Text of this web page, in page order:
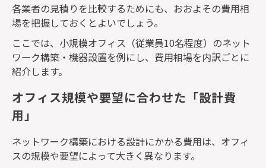
各業者の見積りを比較するためにも、おおよその費用相
場を把握しておくとよいでしょう。
ここでは、小規模オフィス（従業員10名程度）のネット
ワーク構築・機器設置を例にし、費用相場を内訳ごとに
紹介します。
オフィス規模や要望に合わせた「設計費
用」
ネットワーク構築における設計にかかる費用は、オフィ
スの規模や要望によって大きく異なります。